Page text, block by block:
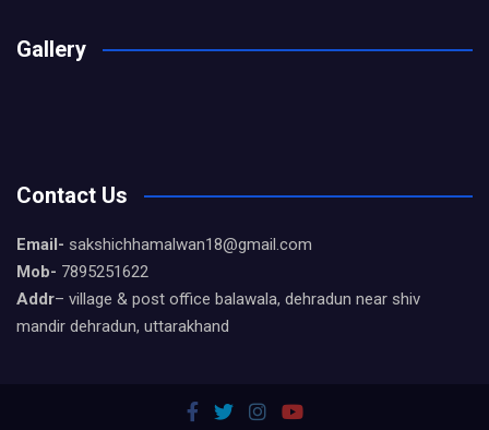
Gallery
Contact Us
Email- sakshichhamalwan18@gmail.com
Mob- 7895251622
Addr– village & post office balawala, dehradun near shiv
mandir dehradun, uttarakhand